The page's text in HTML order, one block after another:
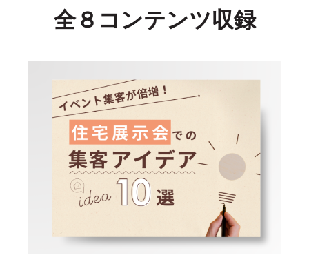
全８コンテンツ収録